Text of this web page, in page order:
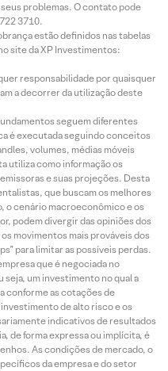
problemas. O contato pode
3710.
estão definidos nas tabelas
site da XP Investimentos:
responsabilidade por quaisquer
a decorrer da utilização deste
seguem diferentes
é executada seguindo conceitos
volumes, médias móveis
utiliza como informação os
e suas projeções. Desta
que buscam os melhores
o cenário macroeconômico e os
podem divergir das opiniões dos
movimentos mais prováveis dos
para limitar as possíveis perdas.
que é negociada no
seja, um investimento no qual a
conforme as cotações de
de alto risco e os
indicativos de resultados
de forma expressa ou implícita, é
As condições de mercado, o
da empresa e do setor